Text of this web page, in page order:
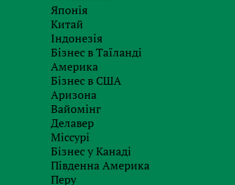
Японія
Китай
Індонезія
Бізнес в Таїланді
Америка
Бізнес в США
Аризона
Вайомінг
Делавер
Міссурі
Бізнес у Канаді
Південна Америка
Перу